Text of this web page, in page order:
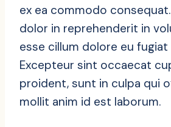
ex ea commodo
dolor in reprehenderit in
esse cillum dolore eu fugiat
Excepteur sint occaecat
proident, sunt in culpa qui
mollit anim id est laborum.